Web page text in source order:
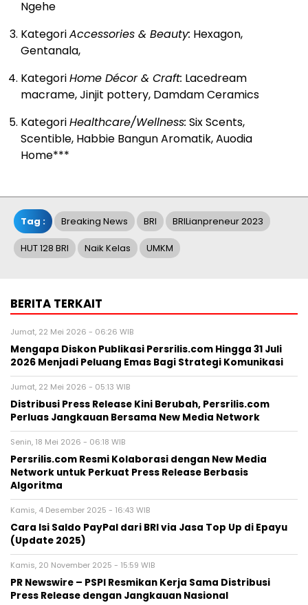
Ngehe
KategoriAccessories & Beauty: Hexagon,
Gentanala,
KategoriHome Décor & Craft: Lacedream
macrame, Jinjit pottery, Damdam Ceramics
KategoriHealthcare/Wellness: Six Scents,
Scentible, Habbie Bangun Aromatik, Auodia
Home***
Tag : Breaking News BRI BRILianpreneur 2023
HUT 128 BRI Naik Kelas UMKM
BERITA TERKAIT
Jumat, 22 Mei 2026 - 06:26 WIB
Mengapa Diskon Publikasi Persrilis.com Hingga 31 Juli
2026 Menjadi Peluang Emas Bagi Strategi Komunikasi
Jumat, 22 Mei 2026 - 05:13 WIB
Distribusi Press Release Kini Berubah, Persrilis.com
Perluas Jangkauan Bersama New Media Network
Senin, 18 Mei 2026 - 06:18 WIB
Persrilis.com Resmi Kolaborasi dengan New Media
Network untuk Perkuat Press Release Berbasis
Algoritma
Kamis, 4 Desember 2025 - 16:43 WIB
Cara Isi Saldo PayPal dari BRI via Jasa Top Up di Epayu
(Update 2025)
Kamis, 20 November 2025 - 15:59 WIB
PR Newswire – PSPI Resmikan Kerja Sama Distribusi
Press Release dengan Jangkauan Nasional